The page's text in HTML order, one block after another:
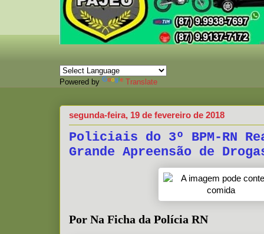
Powered by Translate
segunda-feira, 19 de fevereiro de 2018
Policiais do 3º BPM-RN
Grande Apreensão de
Por Na Ficha da Polícia RN